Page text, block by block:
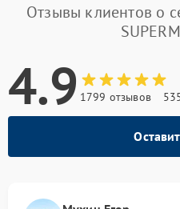
Отзывы клиентов о
4.9 1799 отзывов